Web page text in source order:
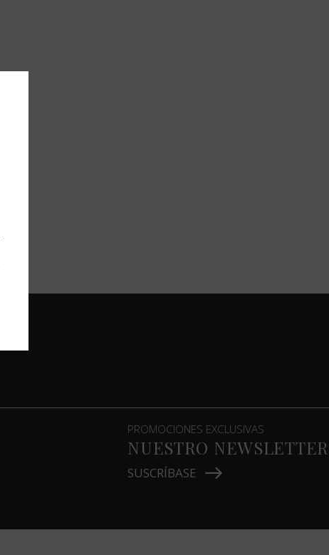
PROMOCIONES EXCLUSIVAS
NUESTRO NEWSLETTER
SUSCRÍBASE